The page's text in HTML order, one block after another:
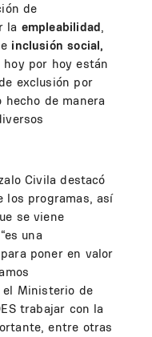
de
la empleabilidad,
inclusión social,
por hoy están
exclusión por
de manera
Civila destacó
los programas, así
se viene
una
poner en valor
Ministerio de
trabajar con la
entre otras